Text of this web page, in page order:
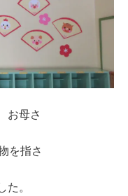
お母さ
を指さ
た。